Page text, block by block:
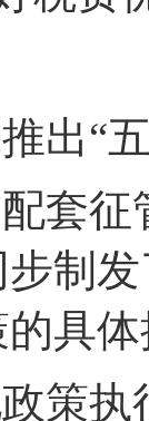
出“
套征
制
具
策执